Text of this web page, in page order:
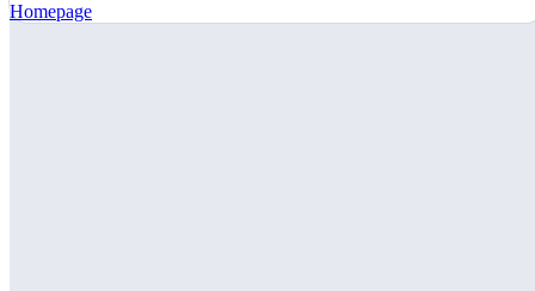
Homepage